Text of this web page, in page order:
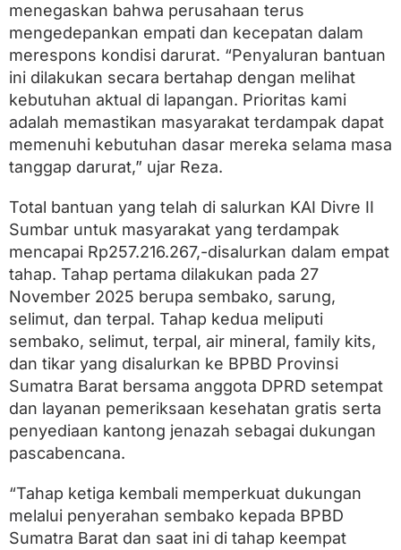
B
u
s
u
k
y
a
n
g
T
e
d
a
m
p
a
k
B
a
n
i
menegaskan bahwa perusahaan terus
mengedepankan empati dan kecepatan dalam
merespons kondisi darurat. “Penyaluran bantuan
ini dilakukan secara bertahap dengan melihat
kebutuhan aktual di lapangan. Prioritas kami
adalah memastikan masyarakat terdampak dapat
memenuhi kebutuhan dasar mereka selama masa
tanggap darurat,” ujar Reza.
Total bantuan yang telah di salurkan KAI Divre II
Sumbar untuk masyarakat yang terdampak
mencapai Rp257.216.267,-disalurkan dalam empat
tahap. Tahap pertama dilakukan pada 27
November 2025 berupa sembako, sarung,
selimut, dan terpal. Tahap kedua meliputi
sembako, selimut, terpal, air mineral, family kits,
dan tikar yang disalurkan ke BPBD Provinsi
Sumatra Barat bersama anggota DPRD setempat
dan layanan pemeriksaan kesehatan gratis serta
penyediaan kantong jenazah sebagai dukungan
pascabencana.
“Tahap ketiga kembali memperkuat dukungan
melalui penyerahan sembako kepada BPBD
Sumatra Barat dan saat ini di tahap keempat